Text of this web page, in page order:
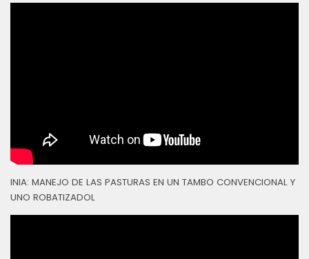
INIA: MANEJO DE LAS PASTURAS EN UN TAMBO CONVENCIONAL Y
UNO ROBATIZADOL